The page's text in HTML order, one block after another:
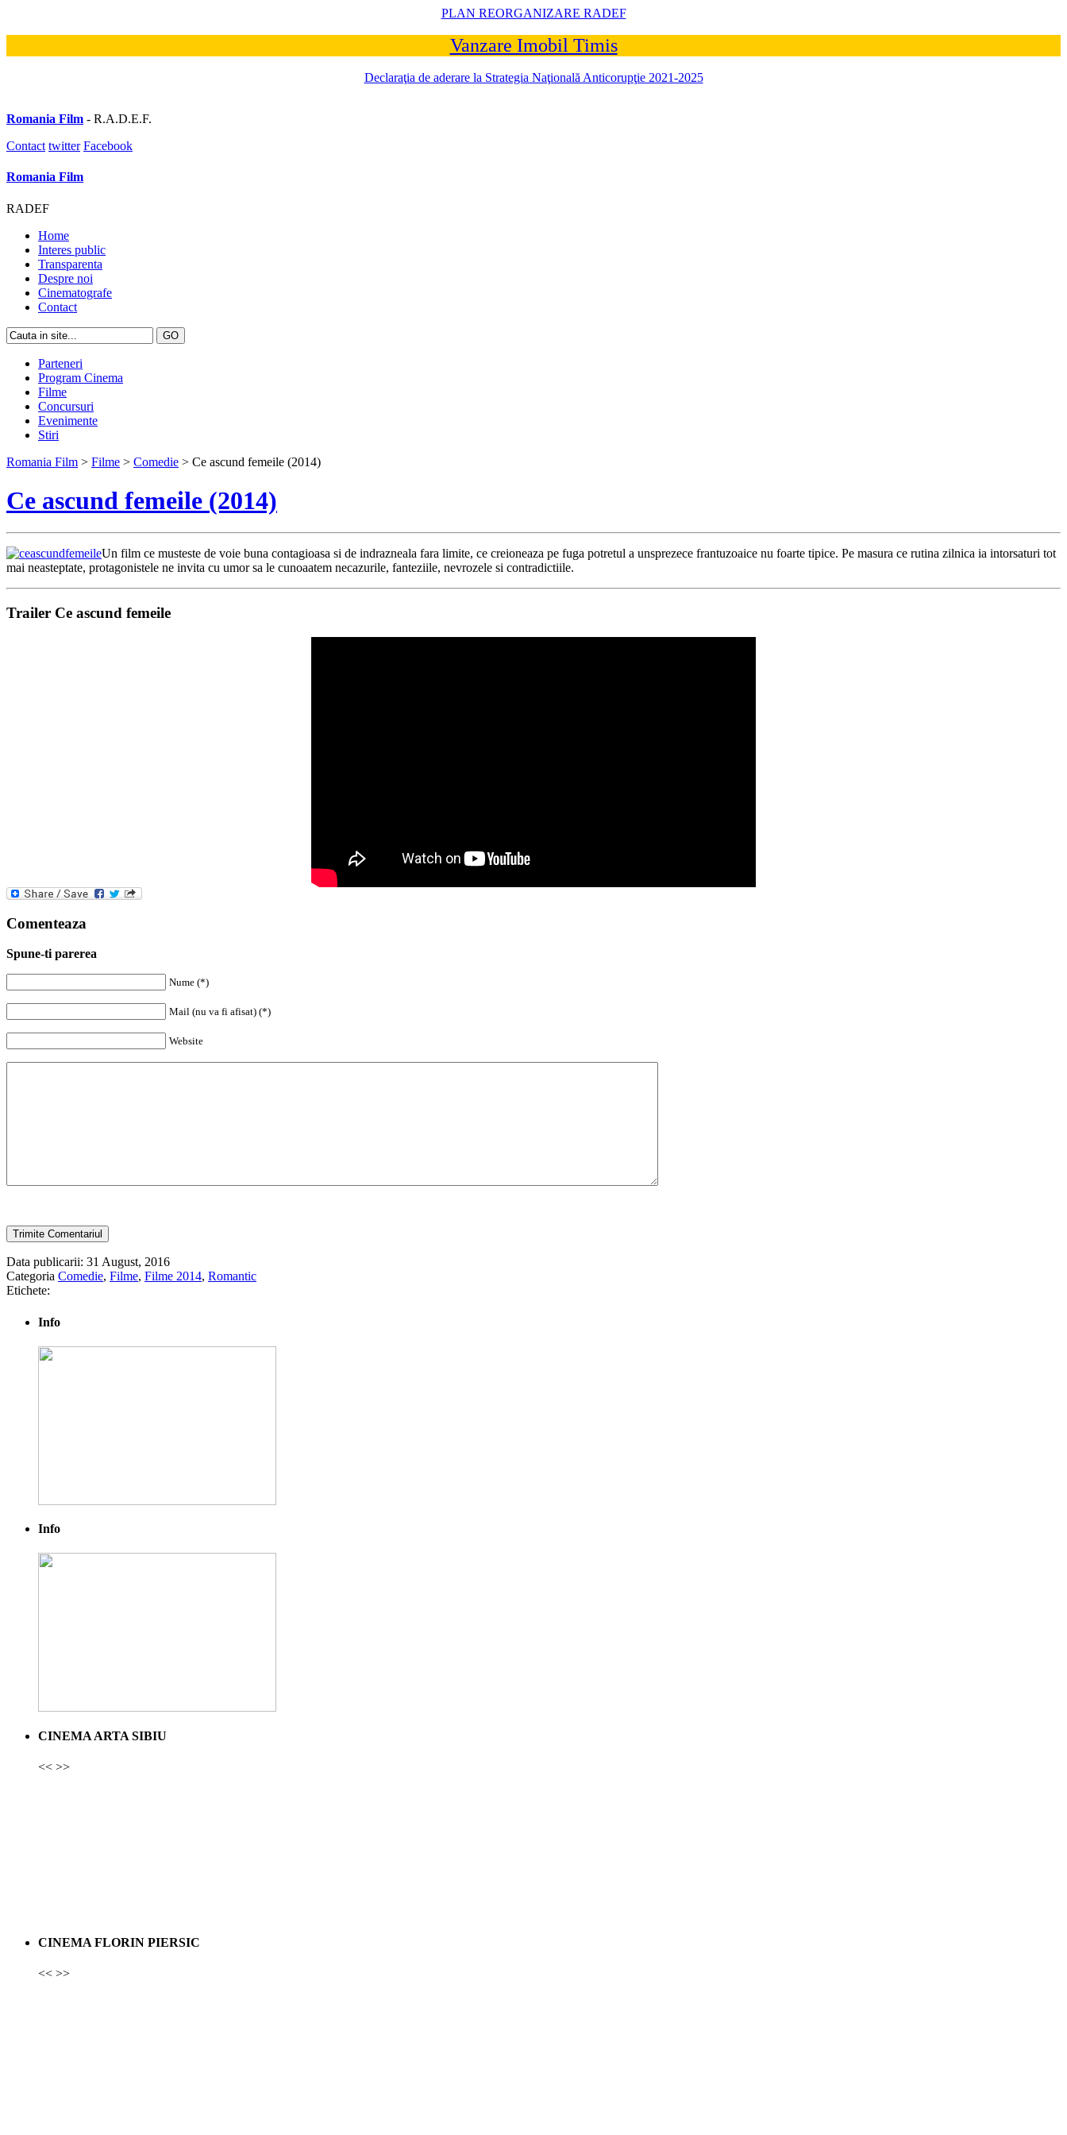
PLAN REORGANIZARE RADEF
Vanzare Imobil Timis
Declaraţia de aderare la Strategia Naţională Anticorupţie 2021-2025
Romania Film - R.A.D.E.F.
Contact twitter Facebook
Romania Film
RADEF
Home
Interes public
Transparenta
Despre noi
Cinematografe
Contact
Parteneri
Program Cinema
Filme
Concursuri
Evenimente
Stiri
Romania Film > Filme > Comedie > Ce ascund femeile (2014)
Ce ascund femeile (2014)
Un film ce musteste de voie buna contagioasa si de indrazneala fara limite, ce creioneaza pe fuga potretul a unsprezece frantuzoaice nu foarte tipice. Pe masura ce rutina zilnica ia intorsaturi tot
mai neasteptate, protagonistele ne invita cu umor sa le cunoaatem necazurile, fanteziile, nevrozele si contradictiile.
Trailer Ce ascund femeile
Comenteaza
Spune-ti parerea
Nume (*)
Mail (nu va fi afisat) (*)
Website
Data publicarii: 31 August, 2016
Categoria Comedie, Filme, Filme 2014, Romantic
Etichete:
Info
Info
CINEMA ARTA SIBIU
<< >>
CINEMA FLORIN PIERSIC
<< >>